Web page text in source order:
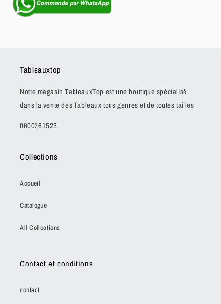
Tableauxtop
Notre magasin TableauxTop est une boutique spécialisé
dans la vente des Tableaux tous genres et de toutes tailles
0600361523
Collections
Accueil
Catalogue
All Collections
Contact et conditions
contact